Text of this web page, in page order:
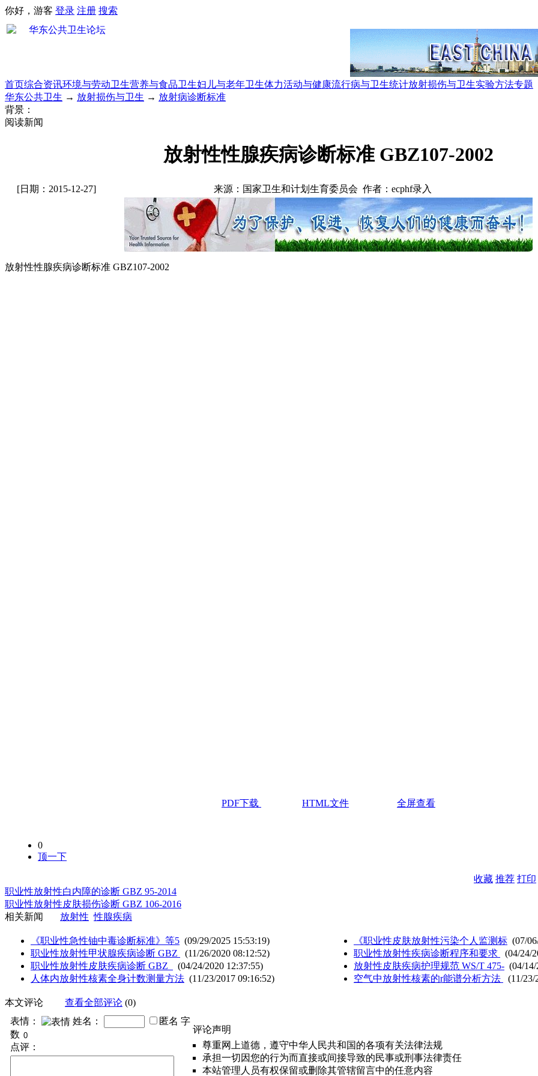
你好，游客 登录 注册 搜索
首页综合资讯环境与劳动卫生营养与食品卫生妇儿与老年卫生体力活动与健康流行病与卫生统计放射损伤与卫生实验方法专题
华东公共卫生 → 放射损伤与卫生 → 放射病诊断标准
背景：
阅读新闻
放射性性腺疾病诊断标准 GBZ107-2002
[日期：2015-12-27] 来源：国家卫生和计划生育委员会 作者：ecphf录入
放射性性腺疾病诊断标准 GBZ107-2002
PDF下载 HTML文件 全屏查看
0
顶一下
收藏 推荐 打印
职业性放射性白内障的诊断 GBZ 95-2014
职业性放射性皮肤损伤诊断 GBZ 106-2016
相关新闻
放射性 性腺疾病
《职业性急性铀中毒诊断标准》等5 (09/29/2025 15:53:19)
职业性放射性甲状腺疾病诊断 GBZ
(11/26/2020 08:12:52)
职业性放射性皮肤疾病诊断 GBZ
(04/24/2020 12:37:55)
人体内放射性核素全身计数测量方法 (11/23/2017 09:16:52)
《职业性皮肤放射性污染个人监测标 (07/
职业性放射性疾病诊断程序和要求
(04/24/
放射性皮肤疾病护理规范 WS/T 475- (04/
空气中放射性核素的r能谱分析方法
(11/23/
本文评论 查看全部评论 (0)
表情：
姓名： 匿名 字
数
点评：
评论声明
尊重网上道德，遵守中华人民共和国的各项有关法律法规
承担一切因您的行为而直接或间接导致的民事或刑事法律责任
本站管理人员有权保留或删除其管辖留言中的任意内容